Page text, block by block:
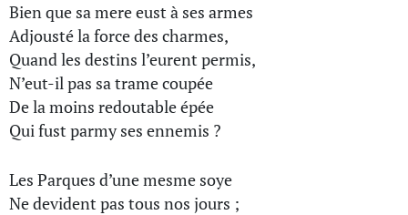
Bien que sa mere eust à ses armes
Adjousté la force des charmes,
Quand les destins l’eurent permis,
N’eut-il pas sa trame coupée
De la moins redoutable épée
Qui fust parmy ses ennemis ?
Les Parques d’une mesme soye
Ne devident pas tous nos jours ;